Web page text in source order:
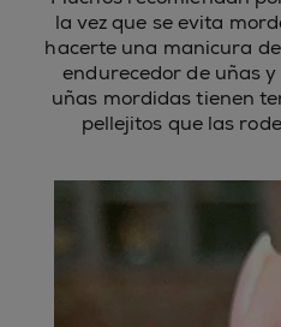
la vez que se evita
hacerte una manicura
endurecedor de uñas
uñas mordidas tienen
pellejitos que las